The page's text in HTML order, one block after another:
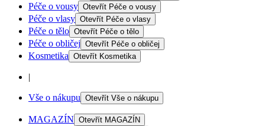
Péče o vousy Otevřít Péče o vousy
Péče o vlasy Otevřít Péče o vlasy
Péče o tělo Otevřít Péče o tělo
Péče o obličej Otevřít Péče o obličej
Kosmetika Otevřít Kosmetika
|
Vše o nákupu Otevřít Vše o nákupu
MAGAZÍN Otevřít MAGAZÍN